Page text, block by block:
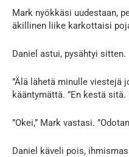
Mark nyökkäsi uudestaan,
äkillinen liike karkottaisi
Daniel astui, pysähtyi sitten.
”Älä lähetä minulle viestejä
kääntymättä. ”En kestä
”Okei,” Mark vastasi.
Daniel käveli pois,